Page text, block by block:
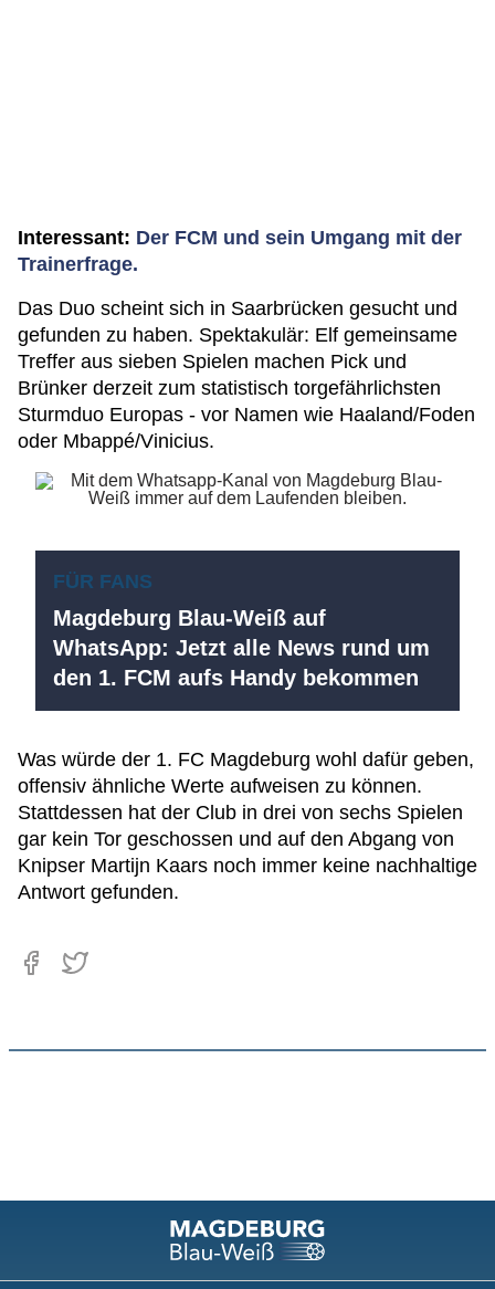
Interessant: Der FCM und sein Umgang mit der
Trainerfrage.
Das Duo scheint sich in Saarbrücken gesucht und
gefunden zu haben. Spektakulär: Elf gemeinsame
Treffer aus sieben Spielen machen Pick und
Brünker derzeit zum statistisch torgefährlichsten
Sturmduo Europas - vor Namen wie Haaland/Foden
oder Mbappé/Vinicius.
FÜR FANS
Magdeburg Blau-Weiß auf
WhatsApp: Jetzt alle News rund um
den 1. FCM aufs Handy bekommen
Was würde der 1. FC Magdeburg wohl dafür geben,
offensiv ähnliche Werte aufweisen zu können.
Stattdessen hat der Club in drei von sechs Spielen
gar kein Tor geschossen und auf den Abgang von
Knipser Martijn Kaars noch immer keine nachhaltige
Antwort gefunden.